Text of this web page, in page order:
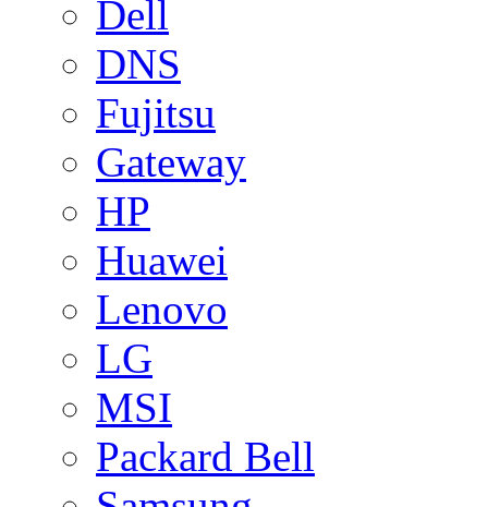
Dell
DNS
Fujitsu
Gateway
HP
Huawei
Lenovo
LG
MSI
Packard Bell